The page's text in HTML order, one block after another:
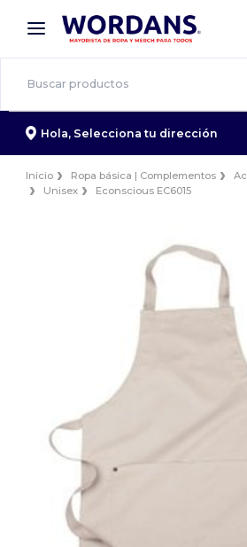
× App de Wordans
¡Mejores precios en app!
Hola, Selecciona tu dirección
Inicio Ropa básica | Complementos
Unisex
Econscious EC6015